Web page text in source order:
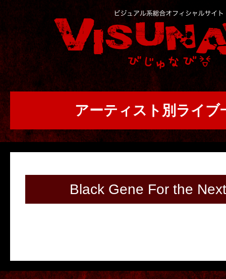
アーティスト別ライブ
Black Gene For the